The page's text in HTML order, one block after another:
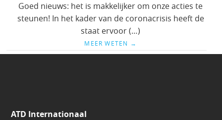
Goed nieuws: het is makkelijker om onze acties te
steunen! In het kader van de coronacrisis heeft de
staat ervoor (…)
MEER WETEN →
ATD Internationaal